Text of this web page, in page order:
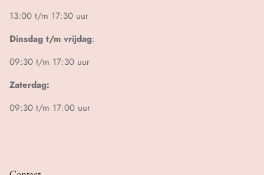
13:00 t/m 17:30 uur
Dinsdag t/m vrijdag:
09:30 t/m 17:30 uur
Zaterdag:
09:30 t/m 17:00 uur